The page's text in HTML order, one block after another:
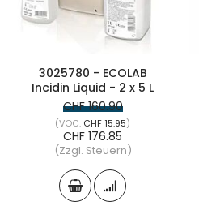
3025780 - ECOLAB
Incidin Liquid - 2 x 5 L
CHF 160.90
CHF 15.95
CHF 176.85
(Zzgl. Steuern)